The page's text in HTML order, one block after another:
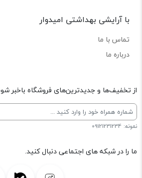
با آرایشی بهداشتی امیدوار
تماس با ما
درباره ما
از تخفیف‌ها و جدیدترین‌های فروشگاه باخبر
نمونه: 09121231234
ما را در شبکه های اجتماعی دنبال کنید.